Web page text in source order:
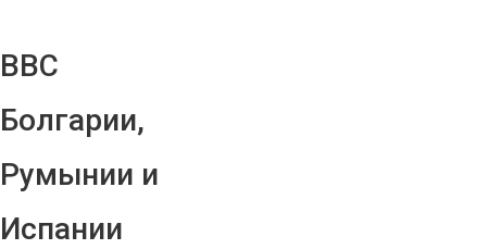
ВВС
Болгарии,
Румынии и
Испании